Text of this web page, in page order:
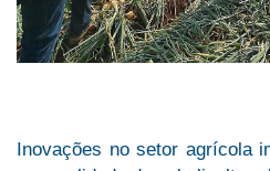
Inovações no setor agrícola